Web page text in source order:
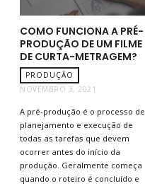
COMO FUNCIONA A PRÉ-
PRODUÇÃO DE UM FILME
DE CURTA-METRAGEM?
PRODUÇÃO
NOVEMBRO 3, 2021
A pré-produção é o processo de
planejamento e execução de
todas as tarefas que devem
ocorrer antes do início da
produção. Geralmente começa
quando o roteiro é concluído e